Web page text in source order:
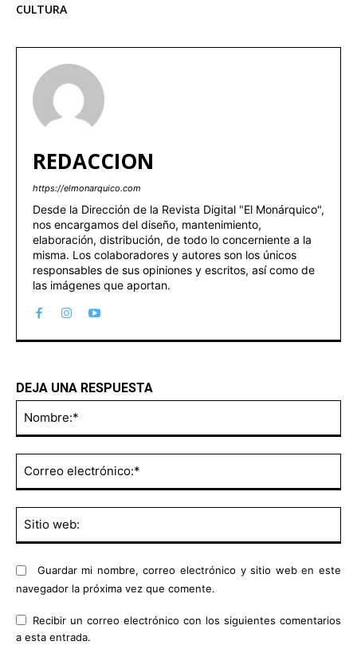
CULTURA
REDACCION
https://elmonarquico.com
Desde la Dirección de la Revista Digital "El Monárquico",
nos encargamos del diseño, mantenimiento,
elaboración, distribución, de todo lo concerniente a la
misma. Los colaboradores y autores son los únicos
responsables de sus opiniones y escritos, así como de
las imágenes que aportan.
DEJA UNA RESPUESTA
Guardar mi nombre, correo electrónico y sitio web en este
navegador la próxima vez que comente.
Recibir un correo electrónico con los siguientes comentarios
a esta entrada.